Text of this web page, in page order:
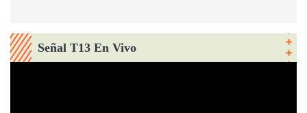
Señal T13 En Vivo